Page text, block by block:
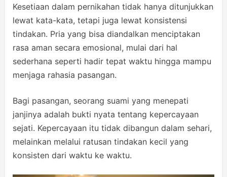
Kesetiaan dalam pernikahan tidak hanya ditunjukkan
lewat kata-kata, tetapi juga lewat konsistensi
tindakan. Pria yang bisa diandalkan menciptakan
rasa aman secara emosional, mulai dari hal
sederhana seperti hadir tepat waktu hingga mampu
menjaga rahasia pasangan.
Bagi pasangan, seorang suami yang menepati
janjinya adalah bukti nyata tentang kepercayaan
sejati. Kepercayaan itu tidak dibangun dalam sehari,
melainkan melalui ratusan tindakan kecil yang
konsisten dari waktu ke waktu.